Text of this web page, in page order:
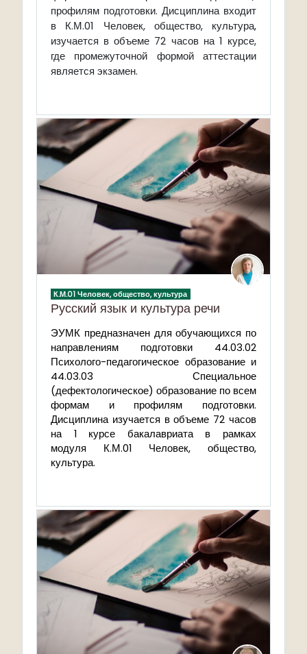
профилям подготовки. Дисциплина входит
в К.М.01 Человек, общество, культура,
изучается в объеме 72 часов на 1 курсе,
где промежуточной формой аттестации
является экзамен.
К.М.01 Человек, общество, культура
Русский язык и культура речи
ЭУМК предназначен для обучающихся по
направлениям подготовки 44.03.02
Психолого-педагогическое образование и
44.03.03 Специальное
(дефектологическое) образование по всем
формам и профилям подготовки.
Дисциплина изучается в объеме 72 часов
на 1 курсе бакалавриата в рамках
модуля К.М.01 Человек, общество,
культура.